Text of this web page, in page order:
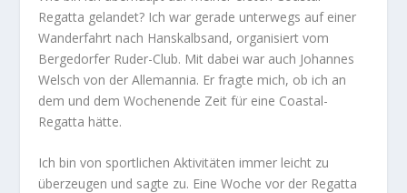
Regatta gelandet? Ich war gerade unterwegs auf einer
Wanderfahrt nach Hanskalbsand, organisiert vom
Bergedorfer Ruder-Club. Mit dabei war auch Johannes
Welsch von der Allemannia. Er fragte mich, ob ich an
dem und dem Wochenende Zeit für eine Coastal-
Regatta hätte.
Ich bin von sportlichen Aktivitäten immer leicht zu
überzeugen und sagte zu. Eine Woche vor der Regatta